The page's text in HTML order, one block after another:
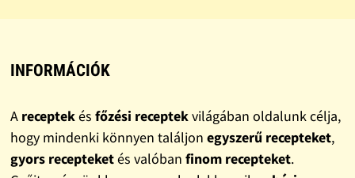
INFORMÁCIÓK
A receptekés főzési receptekvilágában oldalunk célja,
hogy mindenki könnyen találjon egyszerű recepteket,
gyors recepteketés valóban finom recepteket.